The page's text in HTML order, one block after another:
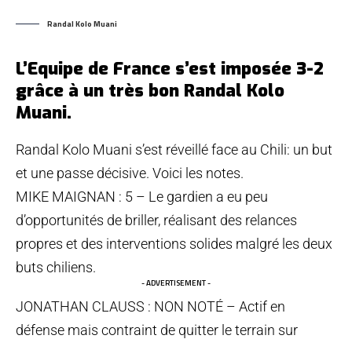
Randal Kolo Muani
L’Equipe de France s’est imposée 3-2
grâce à un très bon Randal Kolo
Muani.
Randal Kolo Muani s’est réveillé face au Chili: un but
et une passe décisive. Voici les notes.
MIKE MAIGNAN : 5 – Le gardien a eu peu
d’opportunités de briller, réalisant des relances
propres et des interventions solides malgré les deux
buts chiliens.
- ADVERTISEMENT -
JONATHAN CLAUSS : NON NOTÉ – Actif en
défense mais contraint de quitter le terrain sur